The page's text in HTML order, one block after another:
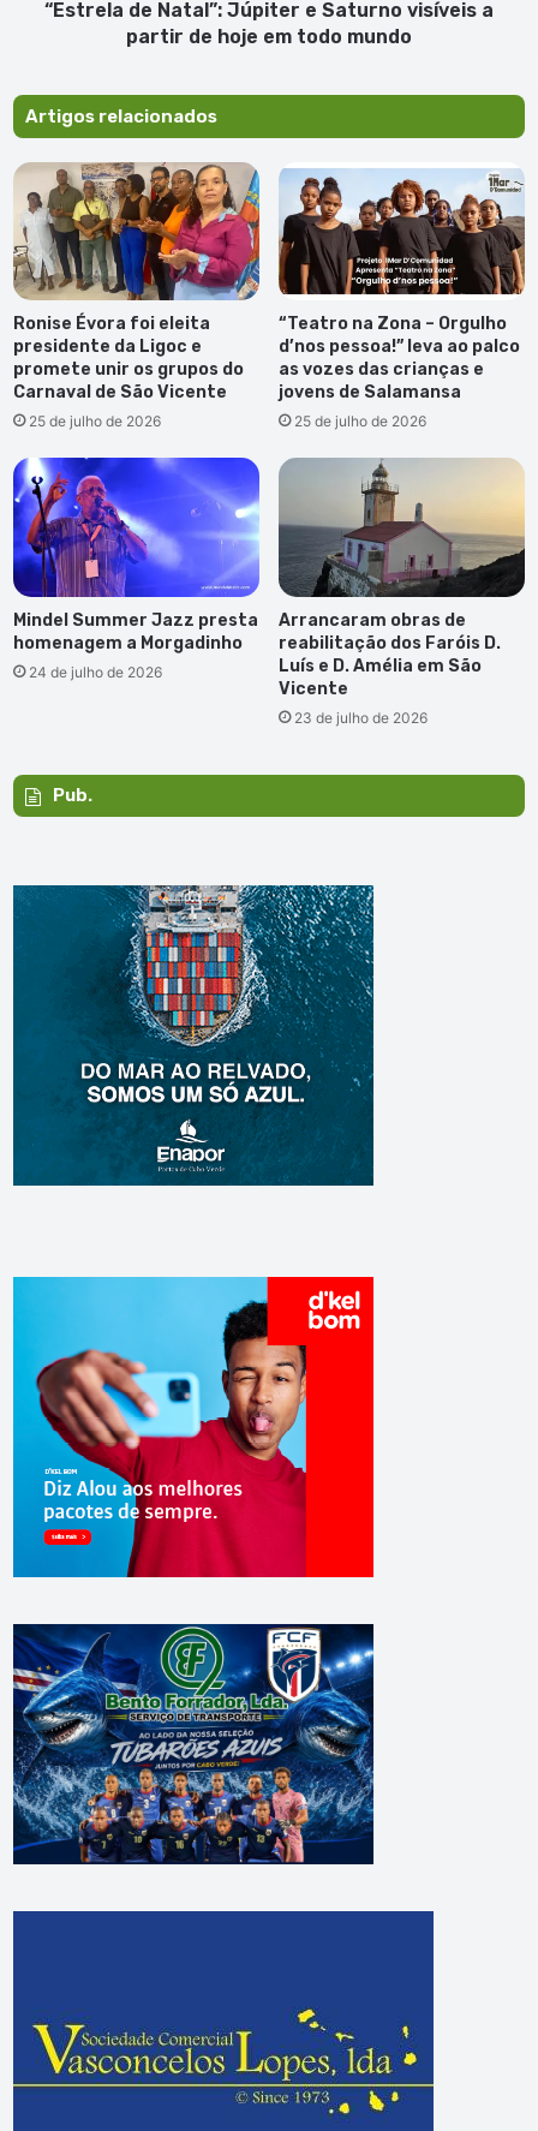
mundo
“Estrela de Natal”: Júpiter e Saturno visíveis a
partir de hoje em todo mundo
Artigos relacionados
Ronise Évora foi eleita
presidente da Ligoc e
promete unir os grupos do
Carnaval de São Vicente
25 de julho de 2026
“Teatro na Zona – Orgulho
d’nos pessoa!” leva ao palco
as vozes das crianças e
jovens de Salamansa
25 de julho de 2026
Mindel Summer Jazz presta
homenagem a Morgadinho
24 de julho de 2026
Arrancaram obras de
reabilitação dos Faróis D.
Luís e D. Amélia em São
Vicente
23 de julho de 2026
Pub.